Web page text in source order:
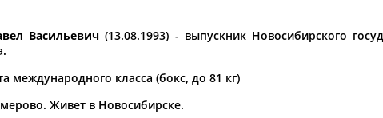
* для действующих спортсменов
рождения
Васильевич (13.08.1993) - выпускник Новосибирского
международного класса (бокс, до 81 кг)
Живет в Новосибирске.